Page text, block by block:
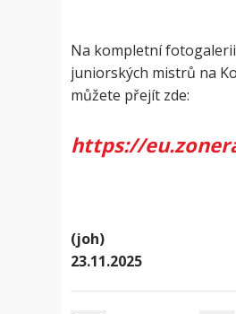
Na kompletní
juniorských mistrů na
můžete přejít zde:
https://
(joh)
23.11.2025